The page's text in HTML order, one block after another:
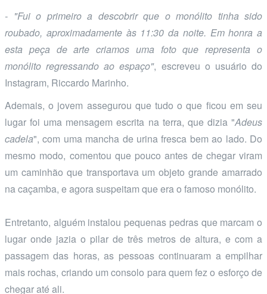
- "Fui o primeiro a descobrir que o monólito tinha sido
roubado, aproximadamente às 11:30 da noite. Em honra a
esta peça de arte criamos uma foto que representa o
monólito regressando ao espaço", escreveu o usuário do
Instagram, Riccardo Marinho.
Ademais, o jovem assegurou que tudo o que ficou em seu
lugar foi uma mensagem escrita na terra, que dizia "Adeus
cadela", com uma mancha de urina fresca bem ao lado. Do
mesmo modo, comentou que pouco antes de chegar viram
um caminhão que transportava um objeto grande amarrado
na caçamba, e agora suspeitam que era o famoso monólito.
Entretanto, alguém instalou pequenas pedras que marcam o
lugar onde jazia o pilar de três metros de altura, e com a
passagem das horas, as pessoas continuaram a empilhar
mais rochas, criando um consolo para quem fez o esforço de
chegar até ali.